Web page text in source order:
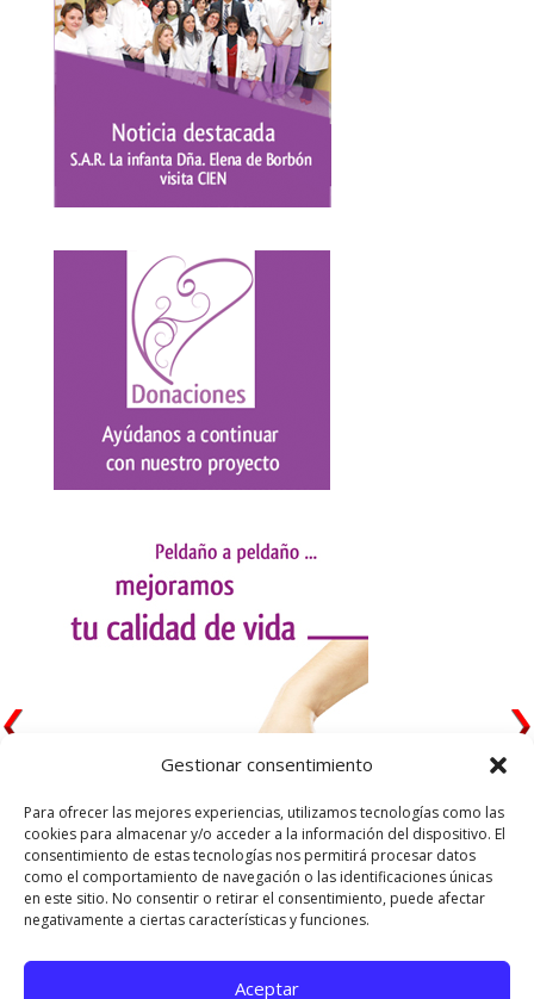
Gestionar consentimiento
Para ofrecer las mejores experiencias, utilizamos tecnologías como las
cookies para almacenar y/o acceder a la información del dispositivo. El
consentimiento de estas tecnologías nos permitirá procesar datos
como el comportamiento de navegación o las identificaciones únicas
en este sitio. No consentir o retirar el consentimiento, puede afectar
negativamente a ciertas características y funciones.
Aceptar